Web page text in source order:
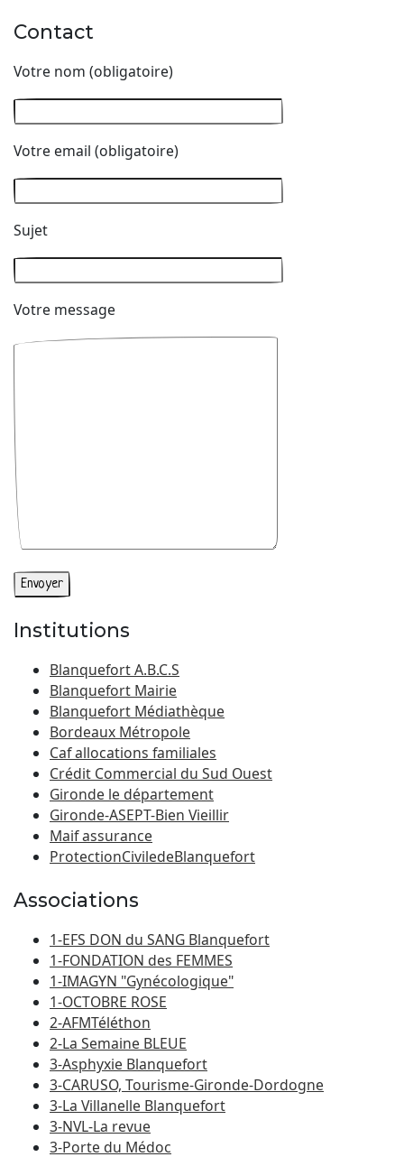
Contact
Votre nom (obligatoire)
Votre email (obligatoire)
Sujet
Votre message
Institutions
Blanquefort A.B.C.S
Blanquefort Mairie
Blanquefort Médiathèque
Bordeaux Métropole
Caf allocations familiales
Crédit Commercial du Sud Ouest
Gironde le département
Gironde-ASEPT-Bien Vieillir
Maif assurance
ProtectionCiviledeBlanquefort
Associations
1-EFS DON du SANG Blanquefort
1-FONDATION des FEMMES
1-IMAGYN "Gynécologique"
1-OCTOBRE ROSE
2-AFMTéléthon
2-La Semaine BLEUE
3-Asphyxie Blanquefort
3-CARUSO, Tourisme-Gironde-Dordogne
3-La Villanelle Blanquefort
3-NVL-La revue
3-Porte du Médoc